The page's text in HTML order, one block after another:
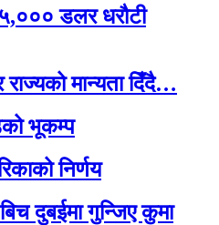
डलर धरौटी
मान्यता दिँदै…
भूकम्प
निर्णय
दुबईमा गुन्जिए कुमा